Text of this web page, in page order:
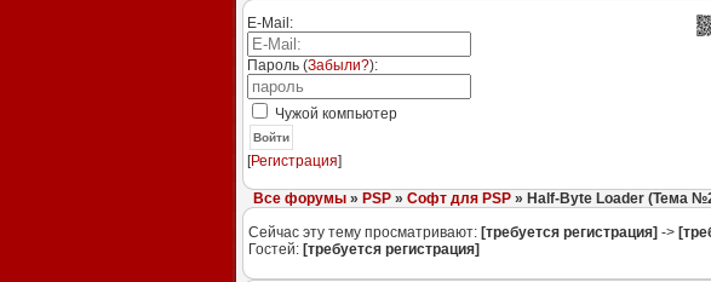
E-Mail:
Пароль (Забыли?):
Чужой компьютер
Войти
[Регистрация]
Все форумы» PSP» Софт для PSP» Half-Byte Loader (Тема
Сейчас эту тему просматривают: [требуется регистрация] ->
Гостей: [требуется регистрация]